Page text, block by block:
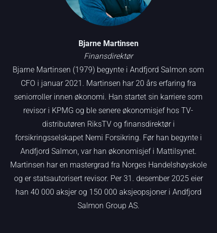
Bjarne Martinsen
Finansdirektør
Bjarne Martinsen (1979) begynte i Andfjord Salmon som
CFO i januar 2021. Martinsen har 20 års erfaring fra
seniorroller innen økonomi. Han startet sin karriere som
revisor i KPMG og ble senere økonomisjef hos TV-
distributøren RiksTV og finansdirektør i
forsikringsselskapet Nemi Forsikring. Før han begynte i
Andfjord Salmon, var han økonomisjef i Mattilsynet.
Martinsen har en mastergrad fra Norges Handelshøyskole
og er statsautorisert revisor. Per 31. desember 2025 eier
han 40 000 aksjer og 150 000 aksjeopsjoner i Andfjord
Salmon Group AS.